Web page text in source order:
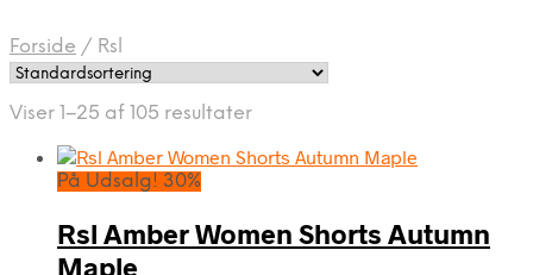
Forside / Rsl
Viser 1–25 af 105 resultater
På Udsalg! 30%
Rsl Amber Women Shorts Autumn
Maple